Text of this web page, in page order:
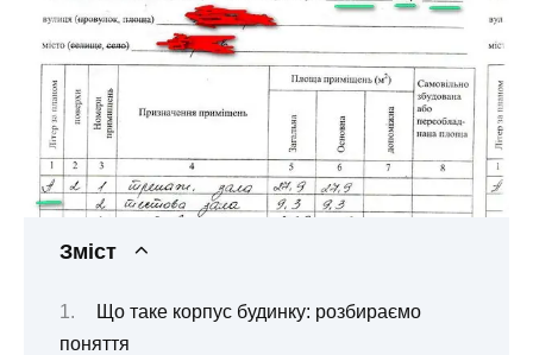
Зміст
Що таке корпус будинку: розбираємо
поняття